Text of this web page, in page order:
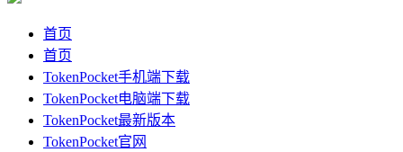
首页
首页
TokenPocket手机端下载
TokenPocket电脑端下载
TokenPocket最新版本
TokenPocket官网